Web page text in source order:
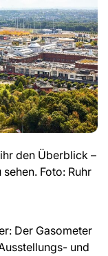
den Überblick –
Foto: Ruhr
Der Gasometer
und